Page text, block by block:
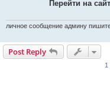
Перейти на сайт
личное сообщение админу
Post Reply
1